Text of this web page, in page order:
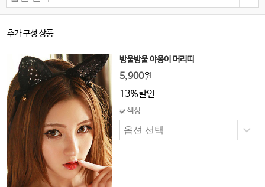
추가 구성 상품
방울방울 야옹이 머리띠
5,900원
13%할인
색상